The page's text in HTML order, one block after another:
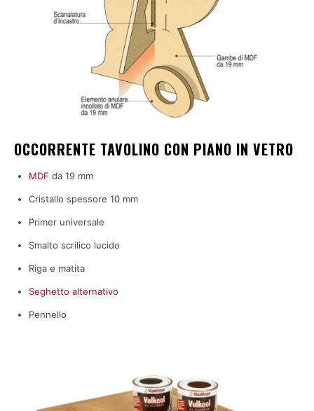
OCCORRENTE TAVOLINO CON PIANO IN VETRO
MDF da 19 mm
Cristallo spessore 10 mm
Primer universale
Smalto scrilico lucido
Riga e matita
Seghetto alternativo
Pennello